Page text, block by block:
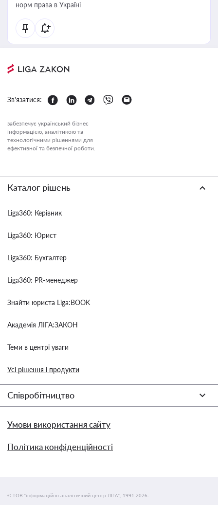
норм права в Україні
Зв'язатися:
забезпечує український бізнес
інформацією, аналітикою та
технологічними рішеннями для
ефективної та безпечної роботи.
Каталог рішень
Liga360: Керівник
Liga360: Юрист
Liga360: Бухгалтер
Liga360: PR-менеджер
Знайти юриста Liga:BOOK
Академія ЛІГА:ЗАКОН
Теми в центрі уваги
Усі рішення і продукти
Співробітництво
Умови використання сайту
Політика конфіденційності
© ТОВ "інформаційно-аналітичний центр ЛІГА", 1991-2026.